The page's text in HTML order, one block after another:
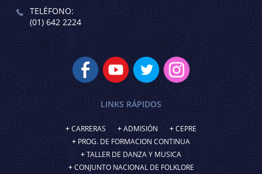
TELÉFONO:
(01) 642 2224
LINKS RÁPIDOS
CARRERAS ADMISIÓN
CEPRE
PROG. DE FORMACION CONTINUA
TALLER DE DANZA Y MUSICA
CONJUNTO NACIONAL DE FOLKLORE